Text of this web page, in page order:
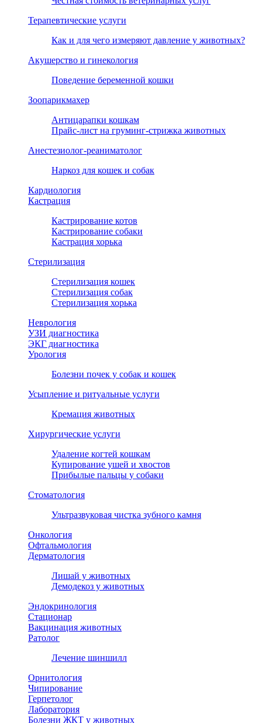
Терапевтические услуги
Как и для чего измеряют давление у животных?
Акушерство и гинекология
Поведение беременной кошки
Зоопарикмахер
Антицарапки кошкам
Прайс-лист на груминг-стрижка животных
Анестезиолог-реаниматолог
Наркоз для кошек и собак
Кардиология
Кастрация
Кастрирование котов
Кастрирование собаки
Кастрация хорька
Стерилизация
Стерилизация кошек
Стерилизация собак
Стерилизация хорька
Неврология
УЗИ диагностика
ЭКГ диагностика
Урология
Болезни почек у собак и кошек
Усыпление и ритуальные услуги
Кремация животных
Хирургические услуги
Удаление когтей кошкам
Купирование ушей и хвостов
Прибылые пальцы у собаки
Стоматология
Ультразвуковая чистка зубного камня
Онкология
Офтальмология
Дерматология
Лишай у животных
Демодекоз у животных
Эндокринология
Стационар
Вакцинация животных
Ратолог
Лечение шиншилл
Орнитология
Чипирование
Герпетолог
Лаборатория
Болезни ЖКТ у животных